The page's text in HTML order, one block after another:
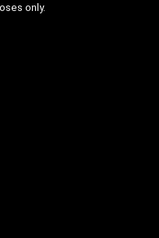
only.